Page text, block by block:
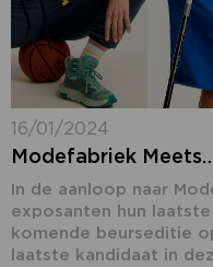
16/01/2024
Modefabriek
In de aanloop naar
exposanten hun
komende beurseditie
laatste kandidaat in